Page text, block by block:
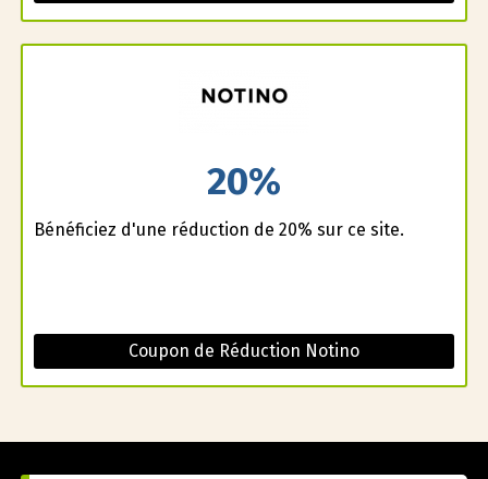
20%
Bénéficiez d'une réduction de 20% sur ce site.
Coupon de Réduction Notino